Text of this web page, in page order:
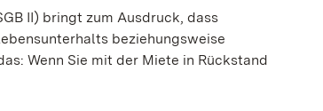
II) bringt zum Ausdruck, dass
beziehungsweise
Wenn Sie mit der Miete in Rückstand